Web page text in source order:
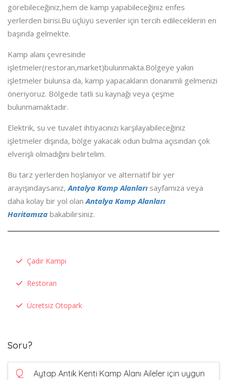
görebileceğiniz,hem de kamp yapabileceğiniz enfes
yerlerden birisi.Bu üçlüyü sevenler için tercih edileceklerin en
başında gelmekte.
Kamp alanı çevresinde
işletmeler(restoran,market)bulunmakta.Bölgeye yakın
işletmeler bulunsa da, kamp yapacakların donanımlı gelmenizi
öneriyoruz. Bölgede tatlı su kaynağı veya çeşme
bulunmamaktadır.
Elektrik, su ve tuvalet ihtiyacınızı karşılayabileceğiniz
işletmeler dışında, bölge yakacak odun bulma açısından çok
elverişli olmadığını belirtelim.
Bu tarz yerlerden hoşlanıyor ve alternatif bir yer
arayışındaysanız,Antalya Kamp Alanları sayfamıza veya
daha kolay bir yol olanAntalya Kamp Alanları
Haritamıza bakabilirsiniz.
Çadır Kampı
Restoran
Ücretsiz Otopark
Soru?
Q
Aytap Antik Kenti Kamp Alanı Aileler için uygun